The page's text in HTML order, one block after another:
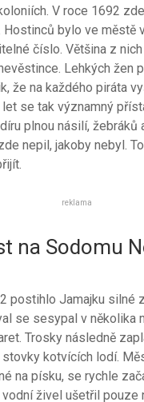
V roce 1692
Hostinců bylo ve městě
číslo. Většina z
Lehkých žen
že na každého piráta
se tak významný
plnou násilí, žebráků
nepil, jakoby nebyl.
reklama
na Sodomu
postihlo Jamajku silné
se sesypal v několika
Trosky následně
kotvících lodí.
na písku, se rychle
vodní živel ušetřil pouze